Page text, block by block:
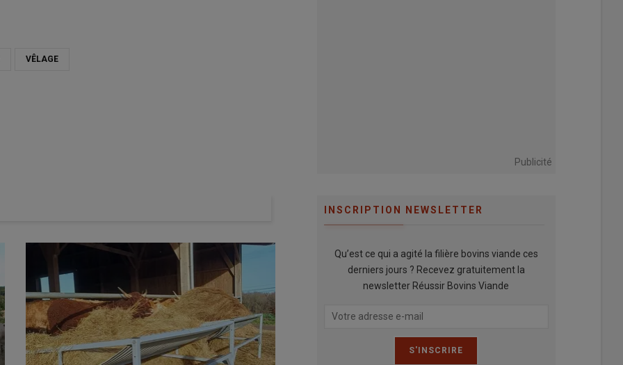
VÊLAGE
Publicité
INSCRIPTION NEWSLETTER
Qu’est ce qui a agité la filière bovins viande ces
derniers jours ? Recevez gratuitement la
newsletter Réussir Bovins Viande